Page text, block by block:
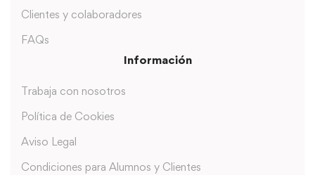
Clientes y colaboradores
FAQs
Información
Trabaja con nosotros
Política de Cookies
Aviso Legal
Condiciones para Alumnos y Clientes